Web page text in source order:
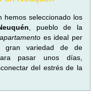
hemos seleccionado los
, pueblo de la
es ideal per
gran variedad de de
pasar unos días,
del estrés de la